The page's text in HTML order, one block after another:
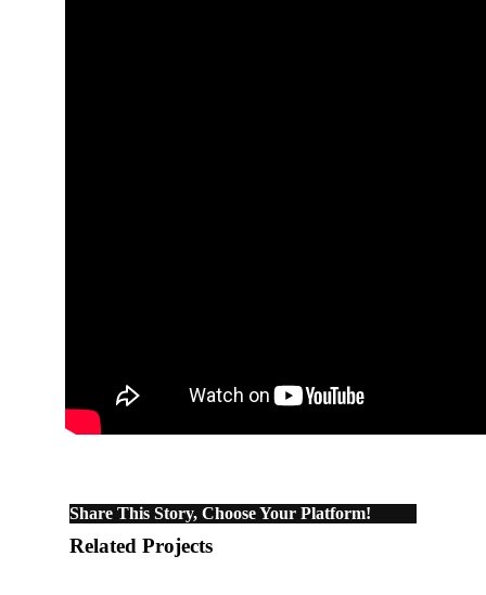
Share This Story, Choose Your Platform!
Related Projects